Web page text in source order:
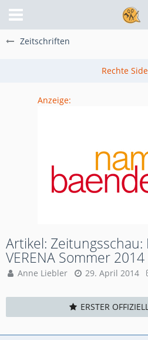
Zeitschriften
Anzeige:
Artikel: Zeitungsschau:
VERENA Sommer 2014
Anne Liebler 29. April 2014
ERSTER